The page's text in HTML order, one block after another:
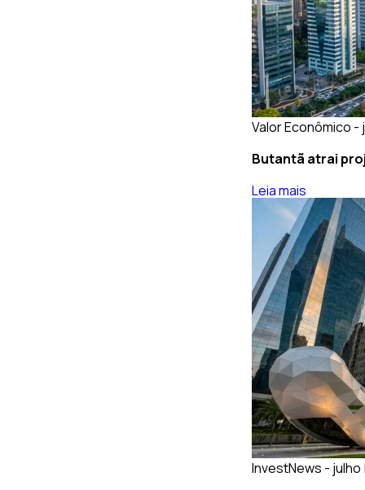
Valor Econômico -
Butantã atrai
Leia mais
InvestNews - julho